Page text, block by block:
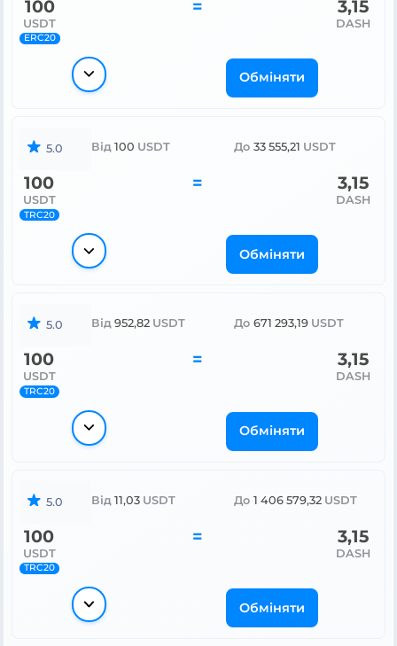
100
USDT
ERC20
= 3,15
DASH
Обміняти
5.0 Від 100 USDT До 33 555,21 USDT
100
USDT
TRC20
= 3,15
DASH
Обміняти
5.0 Від 952,82 USDT До 671 293,19 USDT
100
USDT
TRC20
= 3,15
DASH
Обміняти
5.0 Від 11,03 USDT До 1 406 579,32 USDT
100
USDT
TRC20
= 3,15
DASH
Обміняти